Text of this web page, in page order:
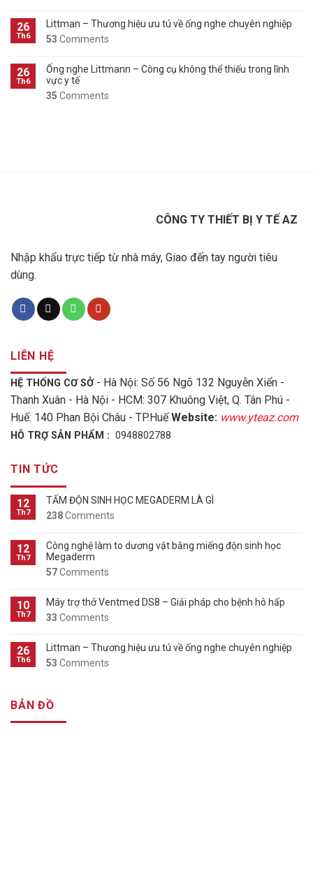
26
Th6
Littman – Thương hiệu ưu tú về ống nghe chuyên nghiệp
53 Comments
26
Th6
Ống nghe Littmann – Công cụ không thể thiếu trong lĩnh
vực y tế
35 Comments
CÔNG TY THIẾT BỊ Y TẾ AZ
Nhập khẩu trực tiếp từ nhà máy, Giao đến tay người tiêu
dùng.
LIÊN HỆ
HỆ THỐNG CƠ SỞ - Hà Nội: Số 56 Ngõ 132 Nguyễn Xiển -
Thanh Xuân - Hà Nội - HCM: 307 Khuông Việt, Q. Tân Phú -
Huế: 140 Phan Bội Châu - TP.HuếWebsite: www.yteaz.com
HỖ TRỢ SẢN PHẨM : 0948802788
TIN TỨC
12
Th7
TẤM ĐỘN SINH HỌC MEGADERM LÀ GÌ
238Comments
12
Th7
Công nghệ làm to dương vật bằng miếng độn sinh học
Megaderm
57Comments
10
Th7
Máy trợ thở Ventmed DS8 – Giải pháp cho bệnh hô hấp
33 Comments
26
Th6
Littman – Thương hiệu ưu tú về ống nghe chuyên nghiệp
53 Comments
BẢN ĐỒ